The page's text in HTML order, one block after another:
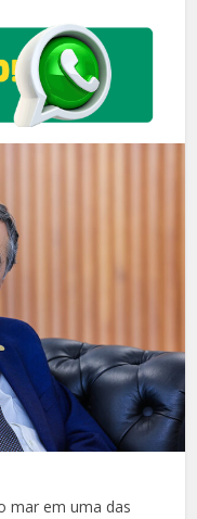
mar em uma das